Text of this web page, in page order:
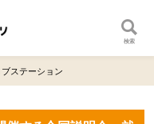
検索
ステーション